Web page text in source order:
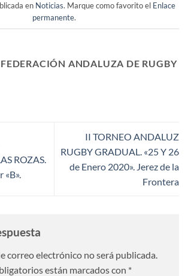
en Noticias. Marque como favorito el Enlace
permanente.
FEDERACIÓN ANDALUZA DE RUGBY
ROZAS.
II TORNEO ANDALUZ
RUGBY GRADUAL. «25 Y 26
de Enero 2020». Jerez de la
Frontera
correo electrónico no será publicada.
están marcados con *